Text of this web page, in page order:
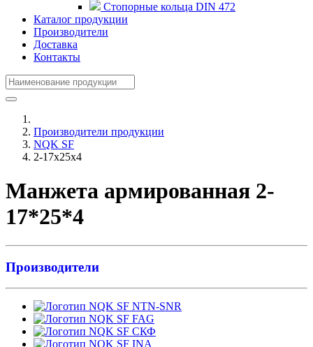
Стопорные кольца DIN 472
Каталог продукции
Производители
Доставка
Контакты
Производители продукции
NQK SF
2-17x25x4
Манжета армированная 2-
17*25*4
Производители
NTN-SNR
FAG
СКФ
INA